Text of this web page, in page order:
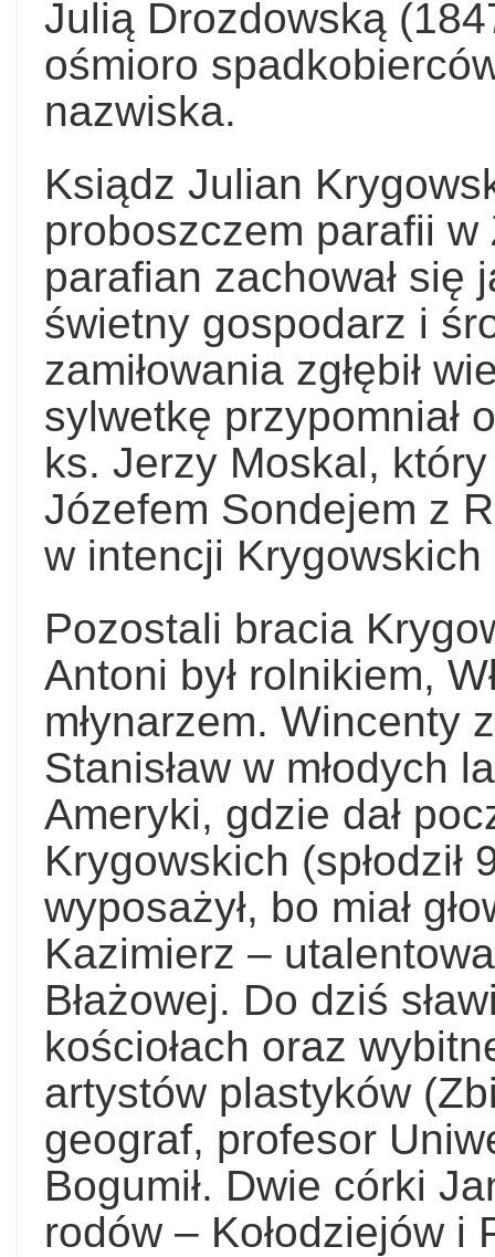
Julią Drozdowską
ośmioro
nazwiska.
Ksiądz Julian
proboszczem parafii
parafian zachował się
świetny gospodarz i
zamiłowania zgłębił
sylwetkę przypomniał
ks. Jerzy Moskal, który
Józefem Sondejem z
w intencji
Pozostali bracia
Antoni był rolnikiem,
młynarzem. Wincenty
Stanisław w młodych
Ameryki, gdzie dał
Krygowskich
wyposażył, bo miał
Kazimierz –
Błażowej. Do dziś
kościołach oraz
artystów plastyków
geograf, profesor
Bogumił. Dwie córki
rodów – Kołodziejów i